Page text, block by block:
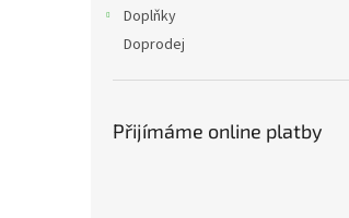
Doplňky
Doprodej
Přijímáme online platby